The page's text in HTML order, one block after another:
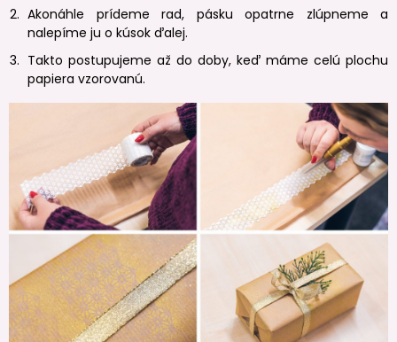
Akonáhle prídeme rad, pásku opatrne zlúpneme a
nalepíme ju o kúsok ďalej.
Takto postupujeme až do doby, keď máme celú plochu
papiera vzorovanú.